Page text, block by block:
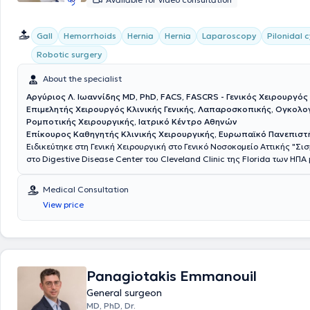
Gall Hemorrhoids Hernia Hernia Laparoscopy
Pilonidal
Robotic surgery
About the specialist
Αργύριος Λ. Ιωαννίδης MD, PhD, FACS, FASCRS - Γενικός Χειρουργός
Επιμελητής Χειρουργός Κλινικής Γενικής, Λαπαροσκοπικής,
Ρομποτικής Χειρουργικής, Ιατρικό Κέντρο Αθηνών
Επίκουρος Καθηγητής Κλινικής Χειρουργικής, Ευρωπαϊκό
Ειδικεύτηκε στη Γενική Χειρουργική στο Γενικό Νοσοκομείο Αττικής
στο Digestive Disease Center του Cleveland Clinic της Florida των ΗΠΑ
Πανεπιστημίου Αθηνών. Είναι Fellow μετά από κρίση του American
Surgeons (ACS) και του American Society of Colon and Rectal Surgeons
διατελέσει εκπρόσωπος των νέων χειρουργών παχέος εντέρου και
Ευρώπης στην Επιτροπή Μελών του European Society of
ορθού, τη χειρουργική υπό φθορίζουσες ουσίες και τα μεσο-
αποτελέσματα της λαπαροσκοπικής και ρομποτικής χειρουργικής
παχέος εντέρου και ορθού. Έχει διατελέσει υπεύθυνος για την Ελλάδα
Medical Consultation
View price
Panagiotakis Emmanouil
General surgeon
MD, PhD, Dr.